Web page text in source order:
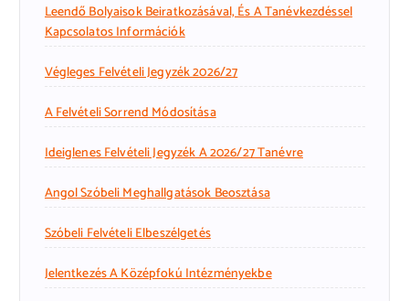
Leendő Bolyaisok Beiratkozásával, És A Tanévkezdéssel
Kapcsolatos Információk
Végleges Felvételi Jegyzék 2026/27
A Felvételi Sorrend Módosítása
Ideiglenes Felvételi Jegyzék A 2026/27 Tanévre
Angol Szóbeli Meghallgatások Beosztása
Szóbeli Felvételi Elbeszélgetés
Jelentkezés A Középfokú Intézményekbe